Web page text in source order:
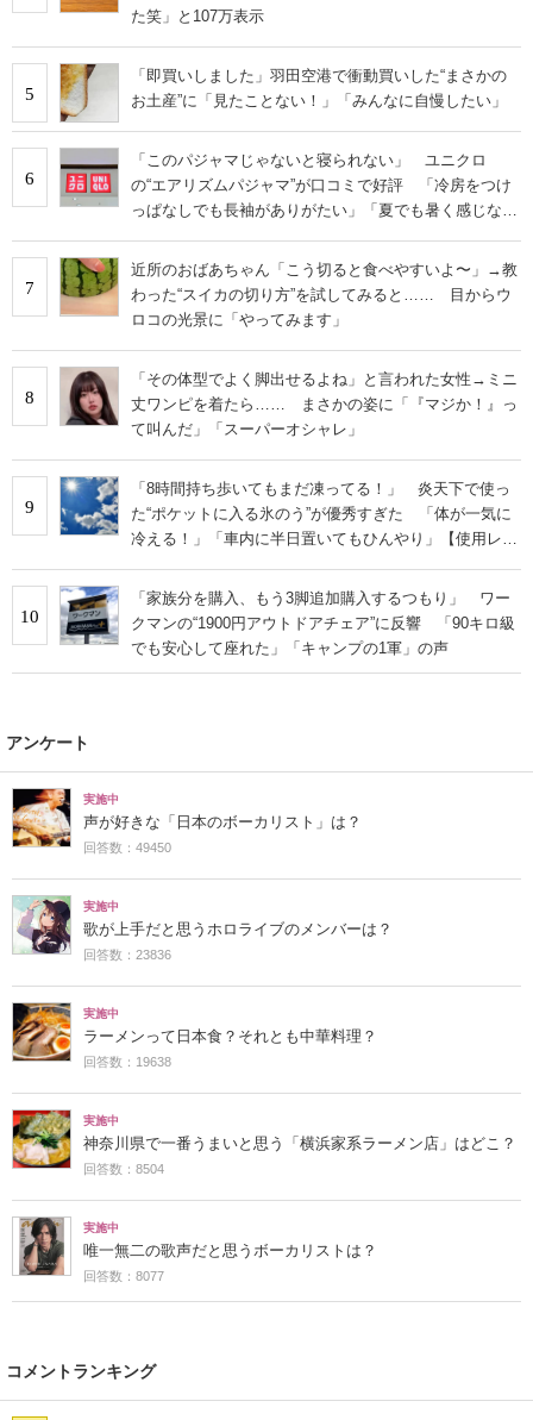
た笑」と107万表示
5
「即買いしました」羽田空港で衝動買いした“まさかの
お土産”に「見たことない！」「みんなに自慢したい」
6
「このパジャマじゃないと寝られない」 ユニクロ
の“エアリズムパジャマ”が口コミで好評 「冷房をつけ
っぱなしでも長袖がありがたい」「夏でも暑く感じな
7
近所のおばあちゃん「こう切ると食べやすいよ〜」→教
わった“スイカの切り方”を試してみると…… 目からウ
ロコの光景に「やってみます」
8
「その体型でよく脚出せるよね」と言われた女性→ミニ
丈ワンピを着たら…… まさかの姿に「『マジか！』っ
て叫んだ」「スーパーオシャレ」
9
「8時間持ち歩いてもまだ凍ってる！」 炎天下で使っ
た“ポケットに入る氷のう”が優秀すぎた 「体が一気に
冷える！」「車内に半日置いてもひんやり」【使用レビ
10
「家族分を購入、もう3脚追加購入するつもり」 ワー
クマンの“1900円アウトドアチェア”に反響 「90キロ級
でも安心して座れた」「キャンプの1軍」の声
アンケート
実施中
声が好きな「日本のボーカリスト」は？
回答数：49450
実施中
歌が上手だと思うホロライブのメンバーは？
回答数：23836
実施中
ラーメンって日本食？それとも中華料理？
回答数：19638
実施中
神奈川県で一番うまいと思う「横浜家系ラーメン店」はどこ？
回答数：8504
実施中
唯一無二の歌声だと思うボーカリストは？
回答数：8077
コメントランキング